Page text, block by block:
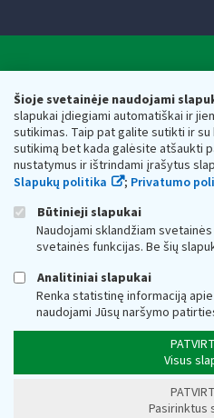
Šioje svetainėje naudojami
slapukai įdiegiami automatiškai ir
sutikimas. Taip pat galite sutikti ir su
sutikimą bet kada galėsite atšaukti
nustatymus ir ištrindami įrašytus
Slapukų politika
; Privatumo
Būtinieji slapukai
Naudojami sklandžiam
svetainės funkcijas. Be šių
Analitiniai slapukai
Renka statistinę informaciją
naudojami Jūsų naršymo
Visus
Pasirinktus
Respublikos finansų
Biudžetinė įstaiga. Juridinio asmens
adresas: Vasario 16-osios g. 14,
vmi@vmi.lt, E. pristatymo dėžutės
Duomenys apie Valstybinę
Respublikos finansų ministerijos